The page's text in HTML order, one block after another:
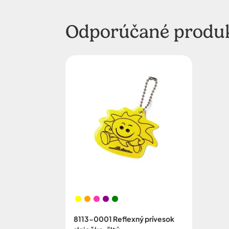
Odporúčané
8113-0001 Reflexný prívesok